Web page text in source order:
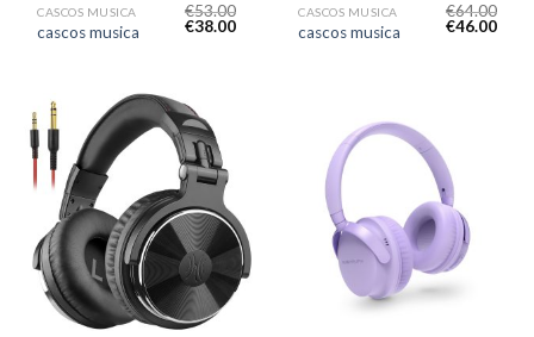
CASCOS MUSICA
cascos musica
€53.00
€38.00
CASCOS MUSICA
cascos musica
€64.00
€46.00